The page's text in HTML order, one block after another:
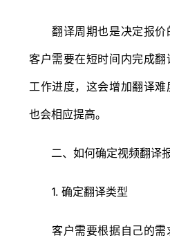
翻译周期也是决定报价
客户需要在短时间内完成
工作进度，这会增加翻译
也会相应提高。
二、如何确定视频翻译
1. 确定翻译类型
客户需要根据自己的需